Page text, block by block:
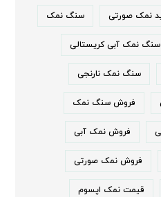
نمک صورتی سنگ نمک
سنگ نمک آبی کریستالی
سنگ نمک نارنجی
فروش سنگ نمک
فروش نمک آبی
فروش نمک صورتی
قیمت نمک اپسوم